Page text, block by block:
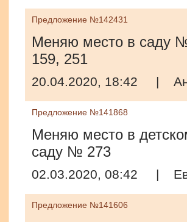
Предложение №142431
Меняю место в саду
159, 251
20.04.2020, 18:42 |
Предложение №141868
Меняю место в
саду № 273
02.03.2020, 08:42 |
Предложение №141606